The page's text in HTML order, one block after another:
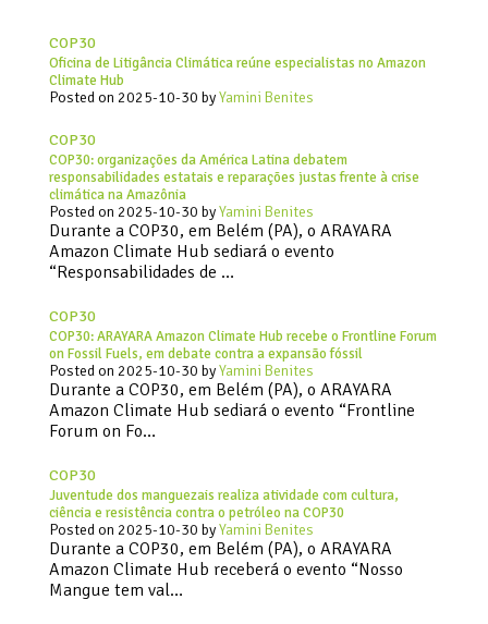
COP30
Oficina de Litigância Climática reúne especialistas no Amazon
Climate Hub
Posted on 2025-10-30 byYamini Benites
COP30
COP30: organizações da América Latina debatem
responsabilidades estatais e reparações justas frente à crise
climática na Amazônia
Posted on 2025-10-30 byYamini Benites
Durante a COP30, em Belém (PA), o ARAYARA
Amazon Climate Hub sediará o evento
“Responsabilidades de …
COP30
COP30: ARAYARA Amazon Climate Hub recebe o Frontline Forum
on Fossil Fuels, em debate contra a expansão fóssil
Posted on 2025-10-30 byYamini Benites
Durante a COP30, em Belém (PA), o ARAYARA
Amazon Climate Hub sediará o evento “Frontline
Forum on Fo…
COP30
Juventude dos manguezais realiza atividade com cultura,
ciência e resistência contra o petróleo na COP30
Posted on 2025-10-30 byYamini Benites
Durante a COP30, em Belém (PA), o ARAYARA
Amazon Climate Hub receberá o evento “Nosso
Mangue tem val…